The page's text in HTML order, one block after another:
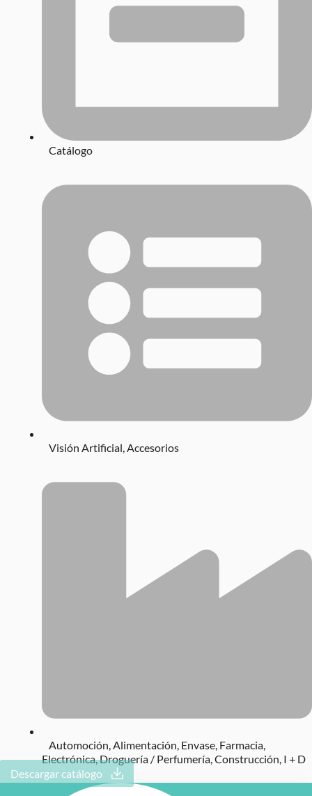
Catálogo
Visión Artificial,Accesorios
Automoción,Alimentación, Envase, Farmacia,
Electrónica,Droguería / Perfumería,Construcción, I + D
Descargar catálogo